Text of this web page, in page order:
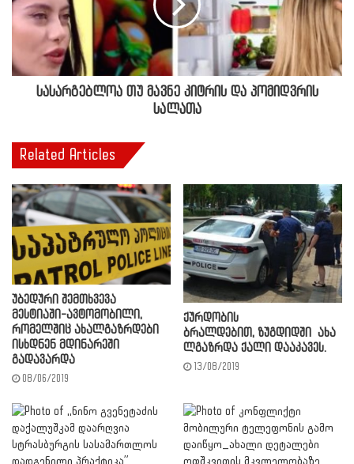
სასარგებლოა თუ მავნე კიტრის და პომიდვრის
სალათა
Related Articles
უბედური შემთხვევა
მესტიაში-ავტომობილი,
რომელშიც ახალგაზრდები
ისხდნენ მდინარეში
გადავარდა
08/06/2019
ქურდობის
ბრალდებით, ზუგდიდში ახა
ლგაზრდა ქალი დააკავეს.
13/08/2019